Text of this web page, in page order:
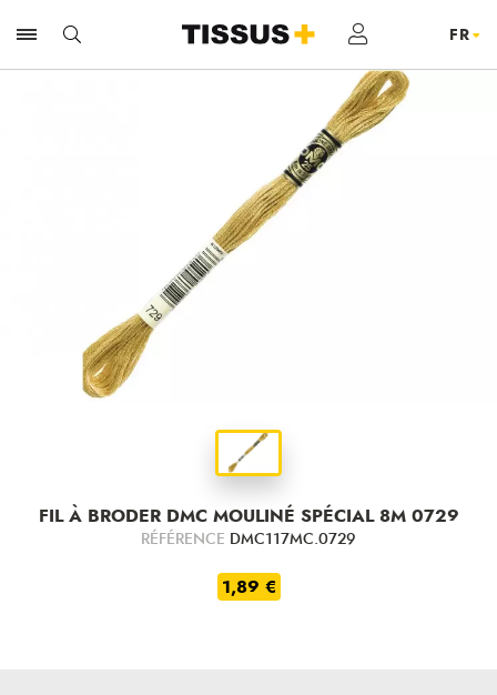
FIL À BRODER DMC MOULINÉ SPÉCIAL 8M 0729
RÉFÉRENCE DMC117MC.0729
1,89 €